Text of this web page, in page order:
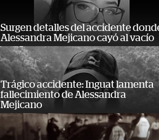
Surgen detalles del accidente
Alessandra Mejicano cayó al vacío
Trágico accidente: Inguat lamenta
fallecimiento de Alessandra
Mejicano